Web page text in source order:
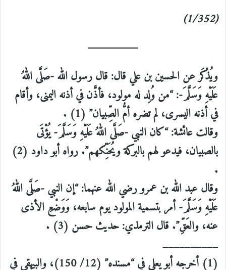
(1/352)
ويُذْكَر عن الحسين بن علي قال: قال رسول الله -صَلَّى اللهُ
عَلَيْهِ وَسَلَّمَ-: “من وُلِد له مولود، فأذَّن في أذنه اليمنى، وأقام
في أذنه اليسرى، لم تضره أمُّ الصِّبيان” (1) .
وقالت عائشة: “كان النبي -صَلَّى اللهُ عَلَيْهِ وَسَلَّمَ- يُؤْتَى
بالصبيان، فيدعو لهم بالبركة ويُحَنِّكهم”. رواه أبو داود (2)
.
وقال عبد الله بن عمرو رضي الله عنهما: “إن النبي -صَلَّى اللهُ
عَلَيْهِ وَسَلَّمَ- أمر بتسمية المولود يوم سابعه، وَوَضْعِ الأذى
عنه، والعَقِّ”. قال الترمذي: حديث حسن (3) .
__________
(1) أخرجه أبو يعلى في “مسنده” (12/ 150)، والبيهقي في